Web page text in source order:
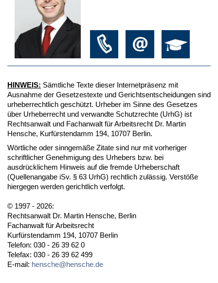
HINWEIS: Sämtliche Texte dieser Internetpräsenz mit
Ausnahme der Gesetzestexte und Gerichtsentscheidungen sind
urheberrechtlich geschützt. Urheber im Sinne des Gesetzes
über Urheberrecht und verwandte Schutzrechte (UrhG) ist
Rechtsanwalt und Fachanwalt für Arbeitsrecht Dr. Martin
Hensche, Kurfürstendamm 194, 10707 Berlin.
Wörtliche oder sinngemäße Zitate sind nur mit vorheriger
schriftlicher Genehmigung des Urhebers bzw. bei
ausdrücklichem Hinweis auf die fremde Urheberschaft
(Quellenangabe iSv. § 63 UrhG) rechtlich zulässig. Verstöße
hiergegen werden gerichtlich verfolgt.
© 1997 - 2026:
Rechtsanwalt Dr. Martin Hensche, Berlin
Fachanwalt für Arbeitsrecht
Kurfürstendamm 194, 10707 Berlin
Telefon: 030 - 26 39 62 0
Telefax: 030 - 26 39 62 499
E-mail: hensche@hensche.de